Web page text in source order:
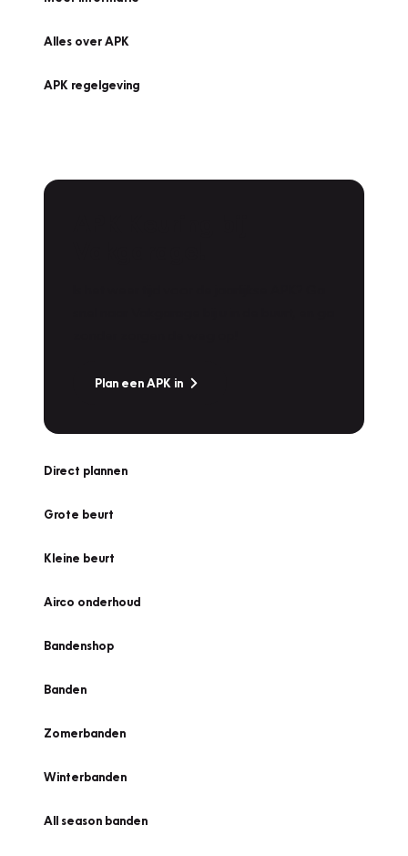
Alles over APK
APK regelgeving
Plan een APK in
Direct plannen
Grote beurt
Kleine beurt
Airco onderhoud
Bandenshop
Banden
Zomerbanden
Winterbanden
All season banden